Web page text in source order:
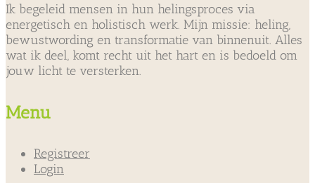
Ik begeleid mensen in hun helingsproces via
energetisch en holistisch werk. Mijn missie: heling,
bewustwording en transformatie van binnenuit. Alles
wat ik deel, komt recht uit het hart en is bedoeld om
jouw licht te versterken.
Menu
Registreer
Login